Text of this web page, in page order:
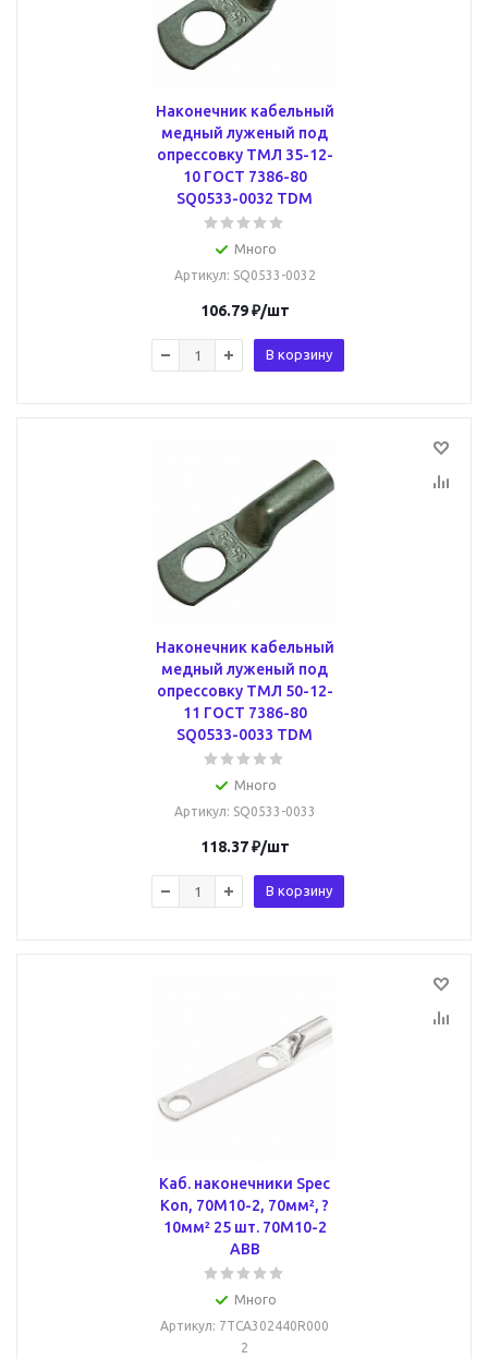
Наконечник кабельный
медный луженый под
опрессовку ТМЛ 35-12-
10 ГОСТ 7386-80
SQ0533-0032 TDM
Много
Артикул: SQ0533-0032
106.79₽/шт
В корзину
Наконечник кабельный
медный луженый под
опрессовку ТМЛ 50-12-
11 ГОСТ 7386-80
SQ0533-0033 TDM
Много
Артикул: SQ0533-0033
118.37₽/шт
В корзину
Каб. наконечники Spec
Kon, 70M10-2, 70мм², ?
10мм² 25 шт. 70M10-2
ABB
Много
Артикул: 7TCA302440R000
2